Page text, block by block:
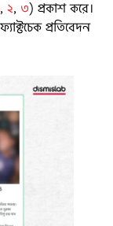
, ২, ৩) প্রকাশ করে।
প্রতিবেদন